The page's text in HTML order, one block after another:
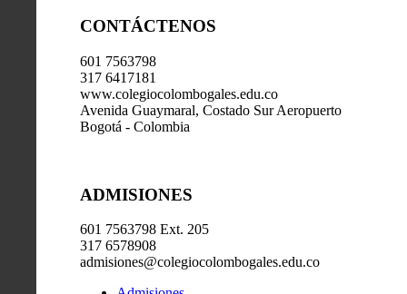
CONTÁCTENOS
601 7563798
317 6417181
www.colegiocolombogales.edu.co
Avenida Guaymaral, Costado Sur Aeropuerto
Bogotá - Colombia
ADMISIONES
601 7563798 Ext. 205
317 6578908
admisiones@colegiocolombogales.edu.co